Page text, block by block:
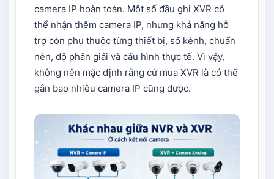
camera IP hoàn toàn. Một số đầu ghi XVR có
thể nhận thêm camera IP, nhưng khả năng hỗ
trợ còn phụ thuộc từng thiết bị, số kênh, chuẩn
nén, độ phân giải và cấu hình thực tế. Vì vậy,
không nên mặc định rằng cứ mua XVR là có thể
gắn bao nhiêu camera IP cũng được.